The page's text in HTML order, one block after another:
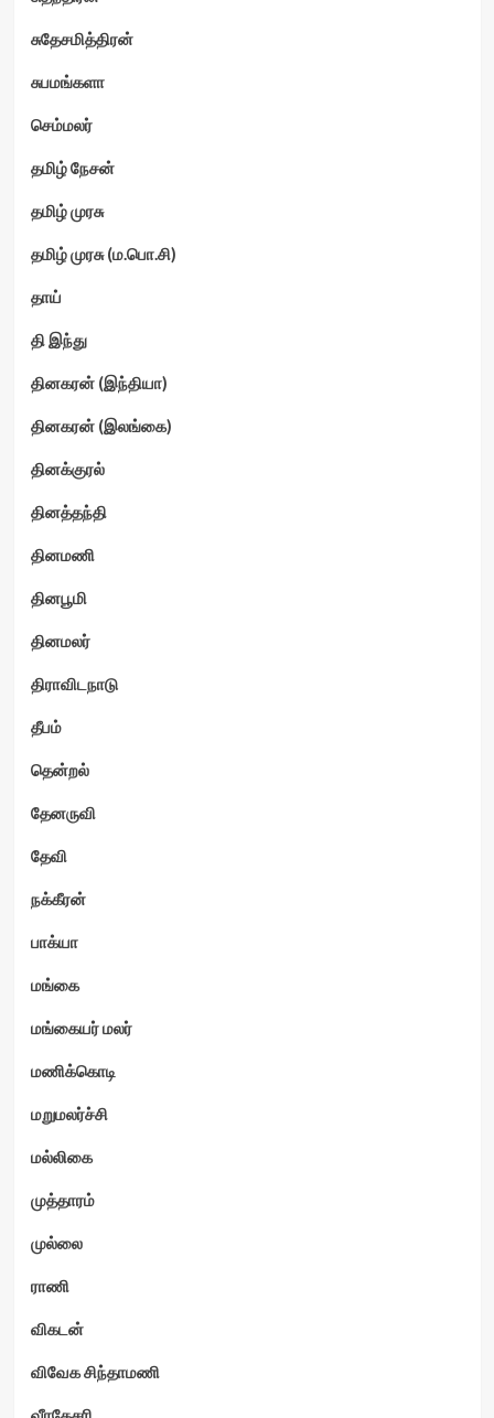
சுதேசமித்திரன்
சுபமங்களா
செம்மலர்
தமிழ் நேசன்
தமிழ் முரசு
தமிழ் முரசு (ம.பொ.சி)
தாய்
தி இந்து
தினகரன் (இந்தியா)
தினகரன் (இலங்கை)
தினக்குரல்
தினத்தந்தி
தினமணி
தினபூமி
தினமலர்
திராவிடநாடு
தீபம்
தென்றல்
தேனருவி
தேவி
நக்கீரன்
பாக்யா
மங்கை
மங்கையர் மலர்
மணிக்கொடி
மறுமலர்ச்சி
மல்லிகை
முத்தாரம்
முல்லை
ராணி
விகடன்
விவேக சிந்தாமணி